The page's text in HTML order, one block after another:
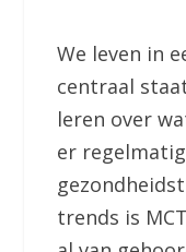
We leven in
centraal
leren over
er
trends is